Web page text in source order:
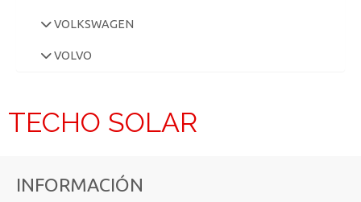
VOLKSWAGEN
VOLVO
TECHO SOLAR
INFORMACIÓN